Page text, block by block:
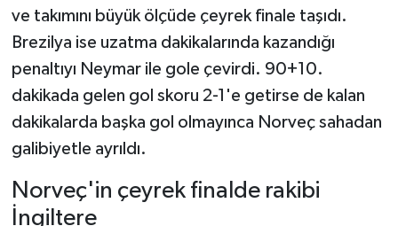
ve takımını büyük ölçüde çeyrek finale taşıdı.
Brezilya ise uzatma dakikalarında kazandığı
penaltıyı Neymar ile gole çevirdi. 90+10.
dakikada gelen gol skoru 2-1'e getirse de kalan
dakikalarda başka gol olmayınca Norveç sahadan
galibiyetle ayrıldı.
Norveç'in çeyrek finalde rakibi
İngiltere